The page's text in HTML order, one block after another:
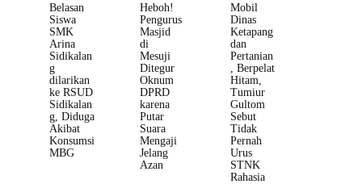
Belasan
Siswa
SMK
Arina
Sidikalan
g
dilarikan
ke RSUD
Sidikalan
g, Diduga
Akibat
Konsumsi
MBG
Heboh!
Pengurus
Masjid
di
Mesuji
Ditegur
Oknum
DPRD
karena
Putar
Suara
Mengaji
Jelang
Azan
Mobil
Dinas
Ketapang
dan
Pertanian
, Berpelat
Hitam,
Tumiur
Gultom
Sebut
Tidak
Pernah
Urus
STNK
Rahasia